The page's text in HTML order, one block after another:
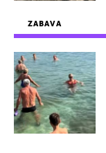
ZABAVA